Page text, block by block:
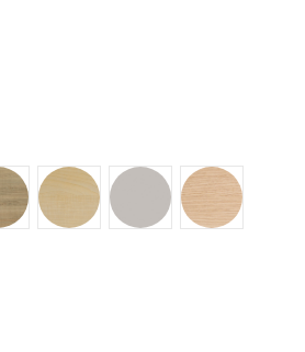
ROBLE HERA
ARCE NATURAL GREY
ROBLE